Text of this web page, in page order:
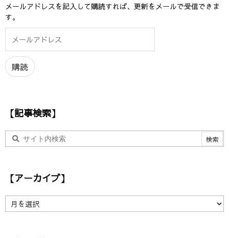
メールアドレスを記入して購読すれば、更新をメールで受信できま
す。
ル
ア
ド
購読
【記事検索】
【アーカイブ】
ア